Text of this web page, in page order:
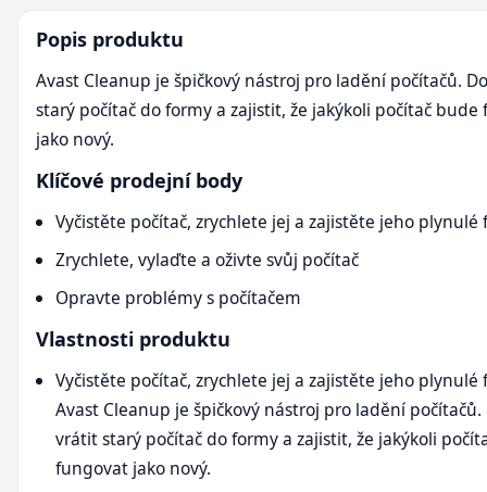
Popis produktu
Avast Cleanup je špičkový nástroj pro ladění počítačů.
starý počítač do formy a zajistit, že jakýkoli počítač
jako nový.
Klíčové prodejní body
Vyčistěte počítač, zrychlete jej a zajistěte jeho
Zrychlete, vylaďte a oživte svůj počítač
Opravte problémy s počítačem
Vlastnosti produktu
Vyčistěte počítač, zrychlete jej a zajistěte jeho plynulé
Avast Cleanup je špičkový nástroj pro ladění počítačů.
vrátit starý počítač do formy a zajistit, že jakýkoli
fungovat jako nový.